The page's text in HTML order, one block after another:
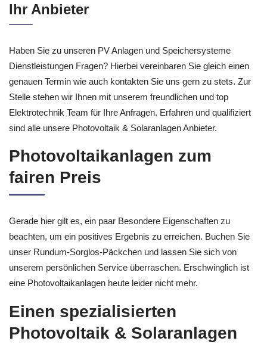
Ihr Anbieter
Haben Sie zu unseren PV Anlagen und Speichersysteme
Dienstleistungen Fragen? Hierbei vereinbaren Sie gleich einen
genauen Termin wie auch kontakten Sie uns gern zu stets. Zur
Stelle stehen wir Ihnen mit unserem freundlichen und top
Elektrotechnik Team für Ihre Anfragen. Erfahren und qualifiziert
sind alle unsere Photovoltaik & Solaranlagen Anbieter.
Photovoltaikanlagen zum
fairen Preis
Gerade hier gilt es, ein paar Besondere Eigenschaften zu
beachten, um ein positives Ergebnis zu erreichen. Buchen Sie
unser Rundum-Sorglos-Päckchen und lassen Sie sich von
unserem persönlichen Service überraschen. Erschwinglich ist
eine Photovoltaikanlagen heute leider nicht mehr.
Einen spezialisierten
Photovoltaik & Solaranlagen